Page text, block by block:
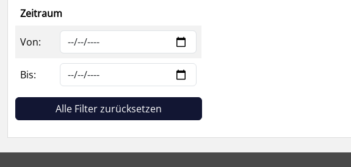
Zeitraum
Von:
Bis:
Alle Filter zurücksetzen